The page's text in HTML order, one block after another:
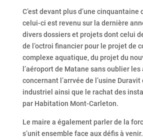
C’est devant plus d’une cinquantaine
celui-ci est revenu sur la dernière
divers dossiers et projets dont celui
de l’octroi financier pour le projet de
complexe aquatique, du projet du
l’aéroport de Matane sans oublier les
concernant l’arrvée de l’usine Duravit
industriel ainsi que le rachat des
par Habitation Mont-Carleton.
Le maire a également parler de la
s’unit ensemble face aux défis à